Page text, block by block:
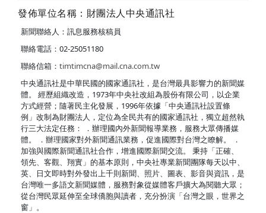
發佈單位名稱：財團法人中央通訊社
新聞聯絡人：訊息服務核稿員
聯絡電話：02-25051180
聯絡信箱： timtimcna@mail.cna.com.tw
中央通訊社是中華民國的國家通訊社，是台灣最具影響力的新聞媒
體。 經歷組織改造，1973年中央社改組為股份有限公司，以企業
方式經營；隨著民主化發展，1996年依據「中央通訊社設置條
例」改制為財團法人，定位為全民共有的國家通訊社，獨立超然執
行三大法定任務： ．辦理國內外新聞報導業務，服務大眾傳播媒
體。 ．辦理國家對外新聞通訊業務，促進國際對台灣之瞭解。 ．
加強與國際新聞通訊社合作，增進國際新聞交流。 秉持「正確、
領先、客觀、翔實」的基本原則，中央社專業新聞團隊每天以中、
英、日文即時對外發出上千則新聞、照片、圖表、影音與資訊，是
台灣唯一多語文新聞媒體，服務對象從媒體客戶擴大為閱聽大眾；
從台灣民眾延伸至全球僑胞與讀者，充分扮演「台灣之眼，世界之
窗」。